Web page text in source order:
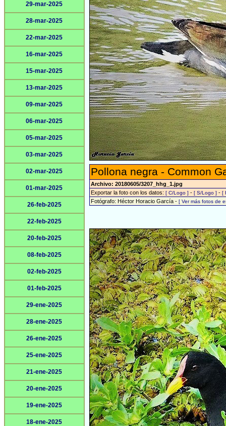
29-mar-2025
28-mar-2025
22-mar-2025
16-mar-2025
15-mar-2025
13-mar-2025
09-mar-2025
06-mar-2025
05-mar-2025
03-mar-2025
02-mar-2025
01-mar-2025
26-feb-2025
22-feb-2025
20-feb-2025
08-feb-2025
02-feb-2025
01-feb-2025
29-ene-2025
28-ene-2025
26-ene-2025
25-ene-2025
21-ene-2025
20-ene-2025
19-ene-2025
18-ene-2025
Pollona negra - Common
Archivo: 20180605/3207_hhg_1.jpg
Exportar la foto con los datos: [ C/Logo ] - [ S/Logo ] - [
Fotógrafo: Héctor Horacio García - [ Ver más fotos de